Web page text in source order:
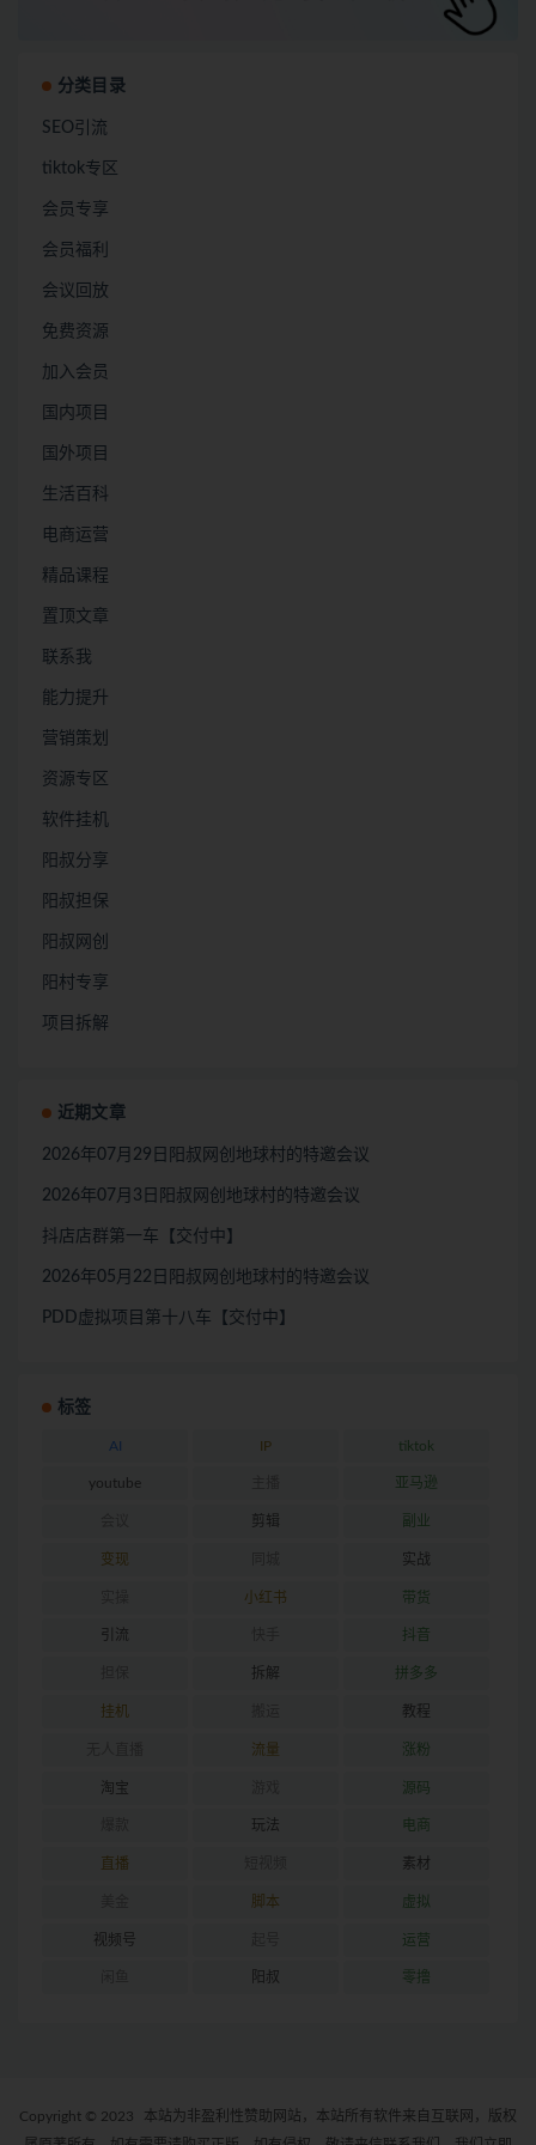
分类目录
SEO引流
tiktok专区
会员专享
会员福利
会议回放
免费资源
加入会员
国内项目
国外项目
生活百科
电商运营
精品课程
置顶文章
联系我
能力提升
营销策划
资源专区
软件挂机
阳叔分享
阳叔担保
阳叔网创
阳村专享
项目拆解
近期文章
2026年07月29日阳叔网创地球村的特邀会议
2026年07月3日阳叔网创地球村的特邀会议
抖店店群第一车【交付中】
2026年05月22日阳叔网创地球村的特邀会议
PDD虚拟项目第十八车【交付中】
标签
AI IP tiktok
youtube 亚马逊
剪辑 副业
变现 实战
小红书 带货
引流 抖音
拆解 拼多多
挂机 教程
流量 涨粉
淘宝 源码
玩法 电商
直播 素材
脚本 虚拟
视频号 运营
阳叔 零撸
Copyright © 2023
本站为非盈利性赞助网站，本站所有软件来自互联网，版权